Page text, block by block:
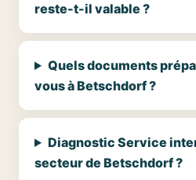
reste-t-il valable ?
Quels documents
vous à Betschdorf ?
Diagnostic Service
secteur de Betschdorf ?